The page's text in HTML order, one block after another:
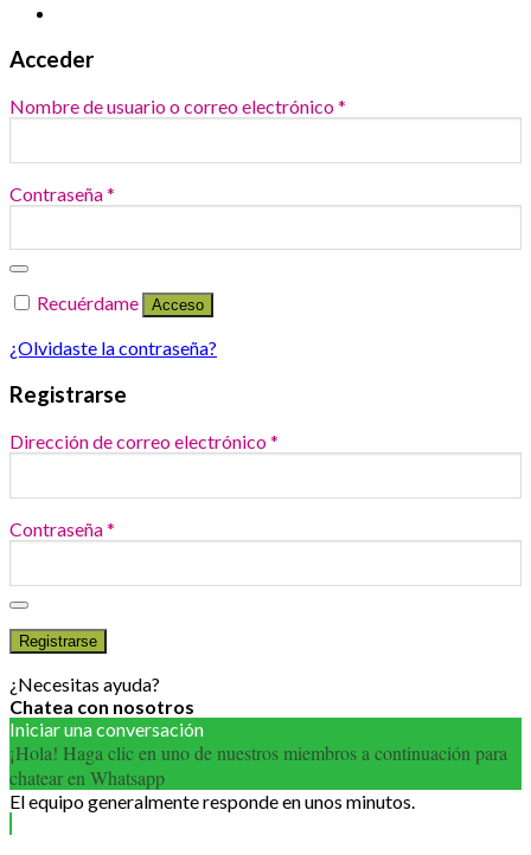
Acceder
Nombre de usuario o correo electrónico*
Contraseña*
Recuérdame Acceso
¿Olvidaste la contraseña?
Registrarse
Dirección de correo electrónico*
Contraseña*
Registrarse
¿Necesitas ayuda?
Chatea con nosotros
Iniciar una conversación
¡Hola! Haga clic en uno de nuestros miembros a continuación para
chatear en Whatsapp
El equipo generalmente responde en unos minutos.